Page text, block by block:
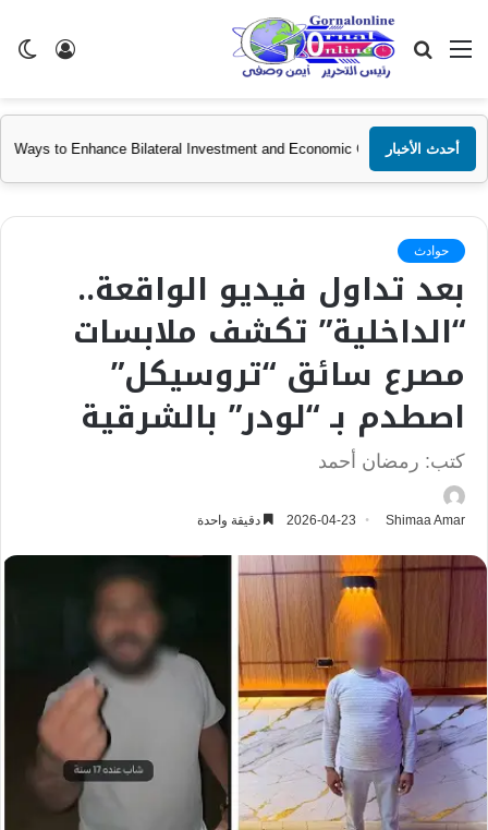
تسجيل
القائمة بحث
عن
أحدث الأخبارand GAFI Discuss Ways to Enhance Bilateral Investment and
حوادث
بعد تداول فيديو الواقعة..
“الداخلية” تكشف ملابسات
مصرع سائق “تروسيكل”
اصطدم بـ “لودر” بالشرقية
كتب: رمضان أحمد
Shimaa Amar
2026-04-23 دقيقة واحدة